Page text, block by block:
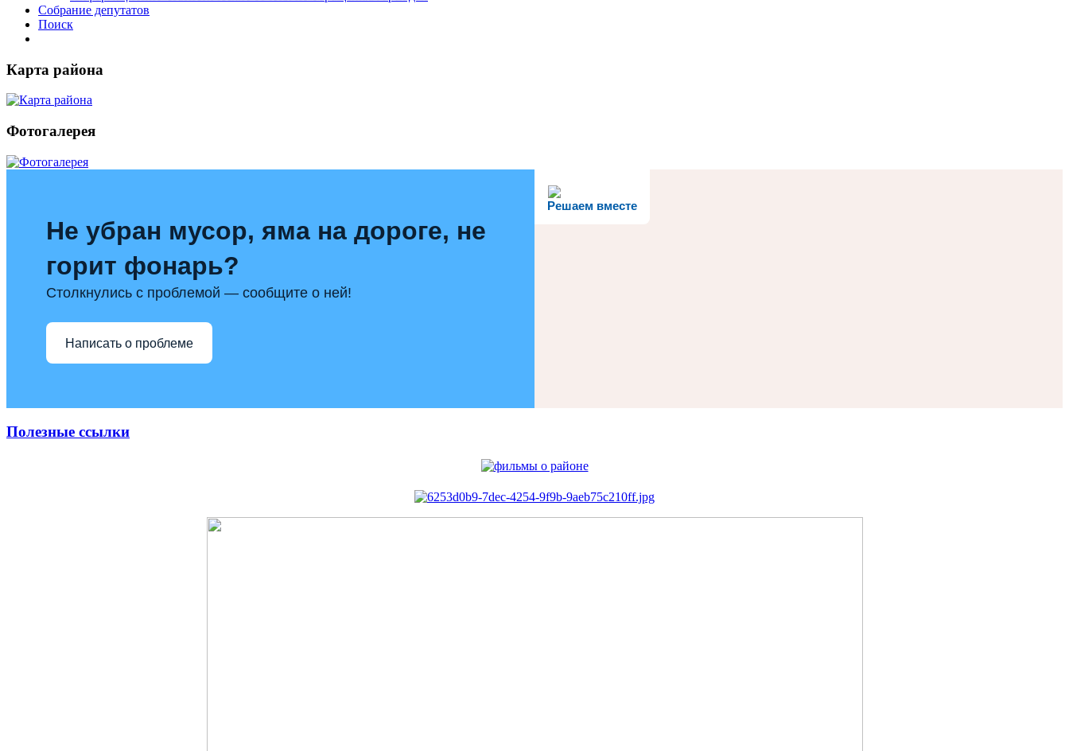
Собрание депутатов
Поиск
Карта района
Фотогалерея
Решаем вместе
Не убран мусор, яма на дороге, не
горит фонарь?
Столкнулись с проблемой — сообщите о ней!
Написать о проблеме
Полезные ссылки